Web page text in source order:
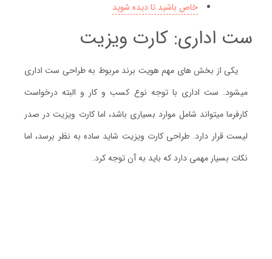
خاص باشید تا دیده شوید
ست اداری: کارت ویزیت
یکی از بخش های مهم هویت برند مربوط به طراحی ست اداری
میشود. ست اداری با توجه نوع کسب و کار و البته درخواست
کارفرما میتواند شامل موارد بسیاری باشد، اما کارت ویزیت در صدر
لیست قرار دارد. طراحی کارت ویزیت شاید ساده به نظر برسد، اما
نکات بسیار مهمی دارد که باید به آن توجه کرد.